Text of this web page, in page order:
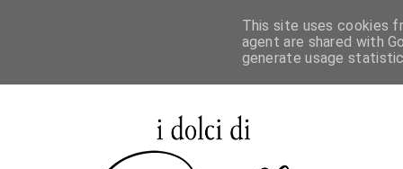
This site uses cookies
agent are shared with
generate usage